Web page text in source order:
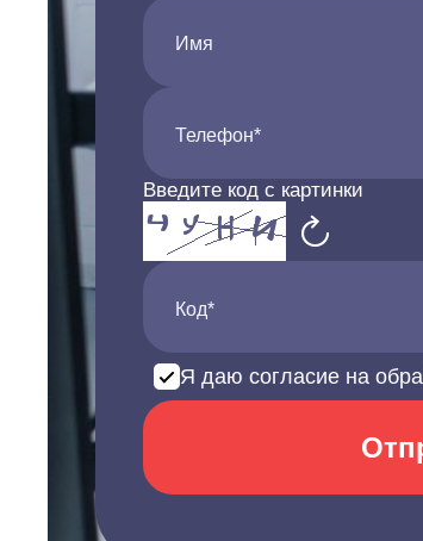
Имя
Телефон*
Введите код с картинки
Код*
Я даю согласие на